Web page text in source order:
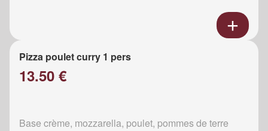
Pizza poulet curry 1 pers
13.50 €
Base crème, mozzarella, poulet, pommes de terre